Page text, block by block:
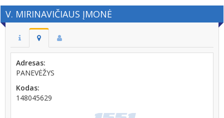
V. MIRINAVIČIAUS ĮMONĖ
Adresas:
PANEVĖŽYS
Kodas:
148045629